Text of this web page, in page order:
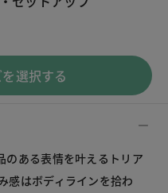
選択する
のある表情を叶えるトリア
感はボディラインを拾わ
メール